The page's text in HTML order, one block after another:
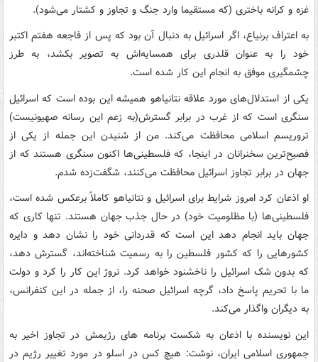
غزه و کرانه باختری (که مستقیما وارد جنگ و تجاوز و کشتار می‌شود).
به اعتراف برنیاع، اگر اسرائیل به دنبال آن بود که پس از فاجعه هفتم اکتبر
خود را به عنوان قلدری برای همسایه‌اش به تصویر بکشد، به طرز
چشمگیری موفق به انجام این کار شده است.
یکی از استدلال‌های مورد علاقه نتانیاهو همیشه این بوده است که اسرائیل
سنگری است که از غرب در برابر گسترش(به زعم این رسانه صهیونیست)
تروریسم اسلامی محافظت می‌کند. من از شنیدن این جمله از یکی از
فصیح‌ترین سخنرانان در اینجا، که فلسطینی‌ها اکنون سنگری هستند که از
جهان در برابر تجاوز اسرائیل محافظت می‌کنند، شگفت‌زده شدم.
او اذعان کرد امروز شرایط برای اسرائیل و نتانیاهو کاملاً برعکس شده است،
فلسطینی‌ها (با مظلومیت خود) در حال جذب جهان هستند. تنها کاری که
جهان باید انجام دهد این است که قدردانی خود را نشان دهد و دایره
کشورهایی را که کشور فلسطین را به رسمیت شناخته‌اند، گسترش دهد،
که بدون شک اسرائیل را ناخشنود خواهد کرد. نروژ این کار را کرد و دولت
ما با تحریم پاسخ داد، گرچه اسرائیل صحنه را، از جمله در این کنفرانس،
به دیگران واگذار می‌کند.
این نویسنده با اذعان به شکست برنامه های رژیمش در تجاوز اخیر به
جمهوری اسلامی ایران، نوشت: هیچ کس در اسلو در مورد تغییر رژیم در